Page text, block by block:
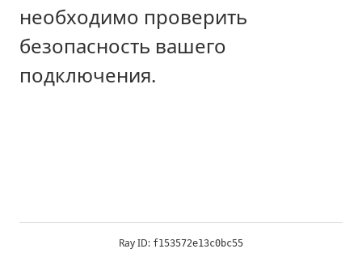
необходимо проверить
безопасность вашего
подключения.
Ray ID: f153572e13c0bc55